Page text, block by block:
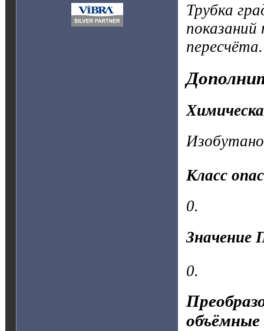
Трубка
пересчёта.
Класс
0.
Значение
0.
объёмные